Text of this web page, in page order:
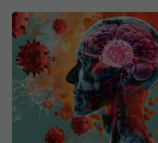
Long COVID, impact asupra
riscul de boli